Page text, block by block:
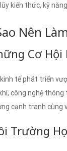
kiến thức, kỹ
Nên
Cơ
tế phát triển
công nghệ
cạnh tranh cùng
Trường